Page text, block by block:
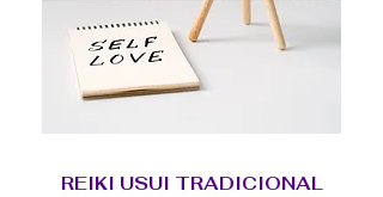
REIKI USUI TRADICIONAL